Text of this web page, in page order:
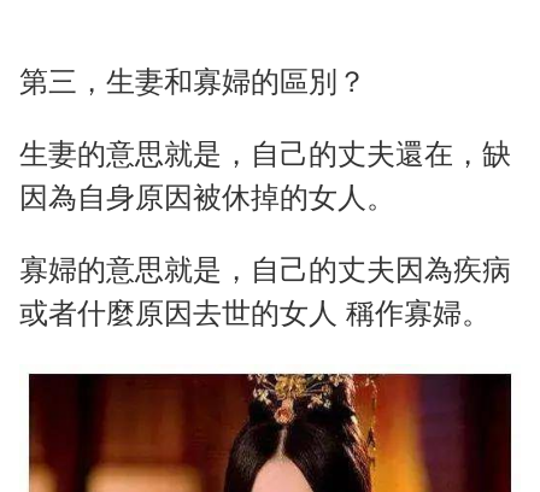
第三，生妻和寡婦的區別？
生妻的意思就是，自己的丈夫還在，缺
因為自身原因被休掉的女人。
寡婦的意思就是，自己的丈夫因為疾病
或者什麼原因去世的女人 稱作寡婦。